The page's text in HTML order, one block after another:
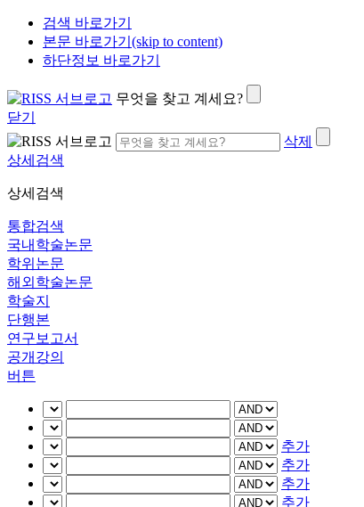
검색 바로가기
본문 바로가기(skip to content)
하단정보 바로가기
무엇을 찾고 계세요?
닫기
삭제
상세검색
상세검색
통합검색
국내학술논문
학위논문
해외학술논문
학술지
단행본
연구보고서
공개강의
버튼
추가
추가
추가
추가